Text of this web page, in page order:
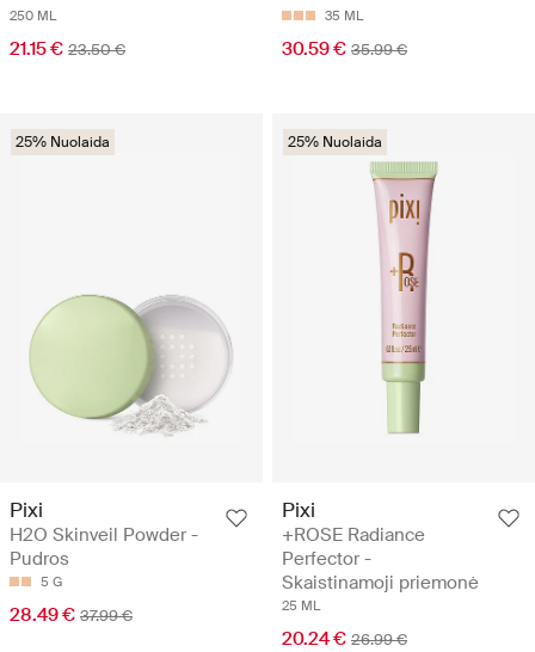
250 ML
21.15 € 23.50 €
35 ML
30.59 € 35.99 €
25% Nuolaida
Pixi
H2O Skinveil Powder -
Pudros
5 G
28.49 € 37.99 €
25% Nuolaida
Pixi
+ROSE Radiance
Perfector -
Skaistinamoji priemonė
25 ML
20.24 € 26.99 €